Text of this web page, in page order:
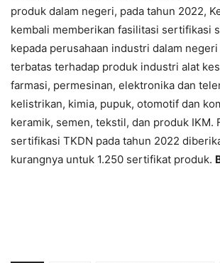
produk dalam negeri, pada tahun 2022,
kembali memberikan fasilitasi sertifikasi
kepada perusahaan industri dalam
terbatas terhadap produk industri alat
farmasi, permesinan, elektronika dan
kelistrikan, kimia, pupuk, otomotif dan
keramik, semen, tekstil, dan produk IKM.
sertifikasi TKDN pada tahun 2022
kurangnya untuk 1.250 sertifikat produk.